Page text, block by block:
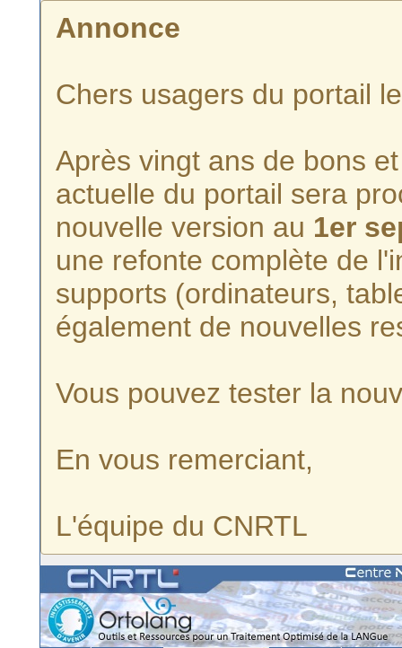
Annonce
Chers usagers du portail
Après vingt ans de bons
actuelle du portail sera
nouvelle version au 1er
une refonte complète de
supports (ordinateurs,
également de nouvelles
Vous pouvez tester la
En vous remerciant,
L'équipe du CNRTL